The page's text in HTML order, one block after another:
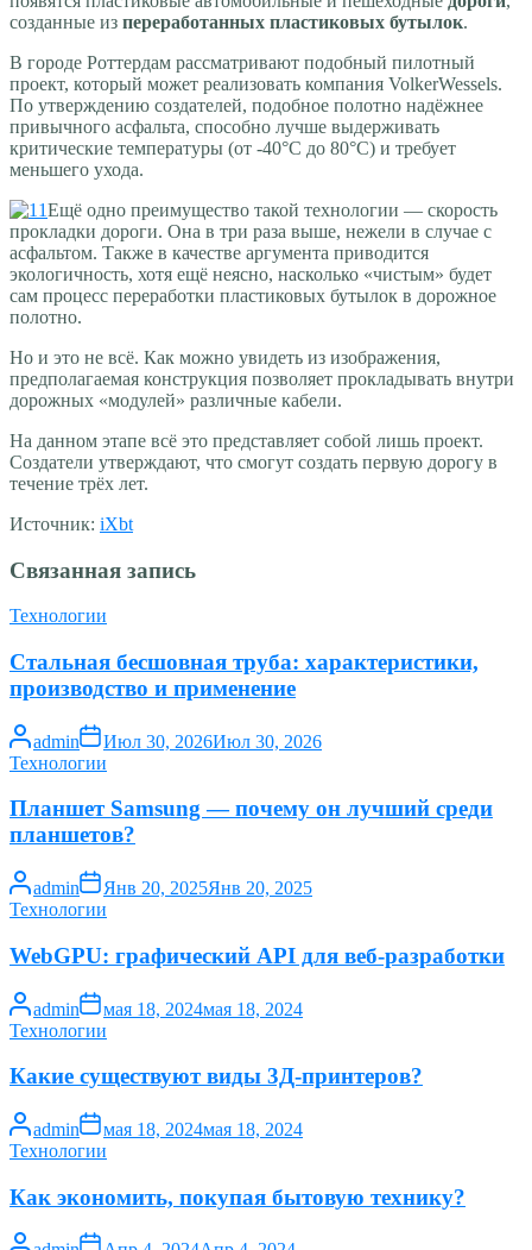
созданные из переработанных пластиковых бутылок.
В городе Роттердам рассматривают подобный пилотный
проект, который может реализовать компания VolkerWessels.
По утверждению создателей, подобное полотно надёжнее
привычного асфальта, способно лучше выдерживать
критические температуры (от -40°С до 80°С) и требует
меньшего ухода.
Ещё одно преимущество такой технологии — скорость
прокладки дороги. Она в три раза выше, нежели в случае с
асфальтом. Также в качестве аргумента приводится
экологичность, хотя ещё неясно, насколько «чистым» будет
сам процесс переработки пластиковых бутылок в дорожное
полотно.
Но и это не всё. Как можно увидеть из изображения,
предполагаемая конструкция позволяет прокладывать внутри
дорожных «модулей» различные кабели.
На данном этапе всё это представляет собой лишь проект.
Создатели утверждают, что смогут создать первую дорогу в
течение трёх лет.
Источник: iХbt
Связанная запись
Технологии
Стальная бесшовная труба: характеристики,
производство и применение
admin Июл 30, 2026Июл 30, 2026
Технологии
Планшет Samsung — почему он лучший среди
планшетов?
admin Янв 20, 2025Янв 20, 2025
Технологии
WebGPU: графический API для веб-разработки
admin мая 18, 2024мая 18, 2024
Технологии
Какие существуют виды 3Д-принтеров?
admin мая 18, 2024мая 18, 2024
Технологии
Как экономить, покупая бытовую технику?